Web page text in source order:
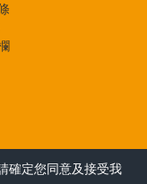
確定您同意及接受我